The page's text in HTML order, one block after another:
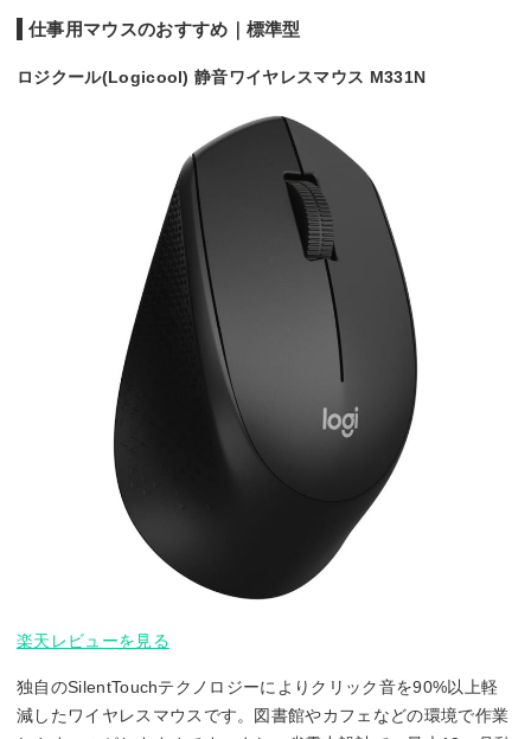
仕事用マウスのおすすめ｜標準型
ロジクール(Logicool) 静音ワイヤレスマウス M331N
楽天レビューを見る
独自のSilentTouchテクノロジーによりクリック音を90%以上軽
減したワイヤレスマウスです。図書館やカフェなどの環境で作業